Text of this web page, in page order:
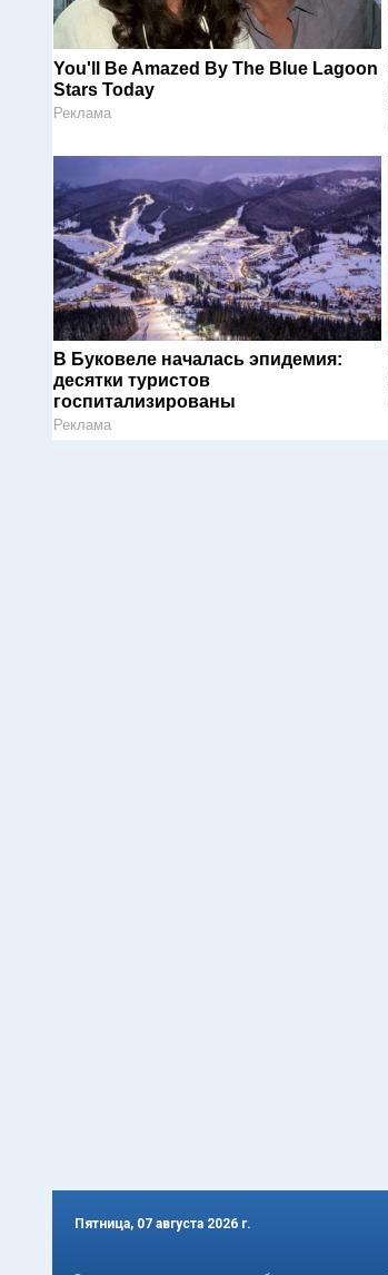
You'll Be Amazed By The Blue Lagoon
Stars Today
Реклама
В Буковеле началась эпидемия:
десятки туристов
госпитализированы
Реклама
Пятница, 07 августа 2026 г.